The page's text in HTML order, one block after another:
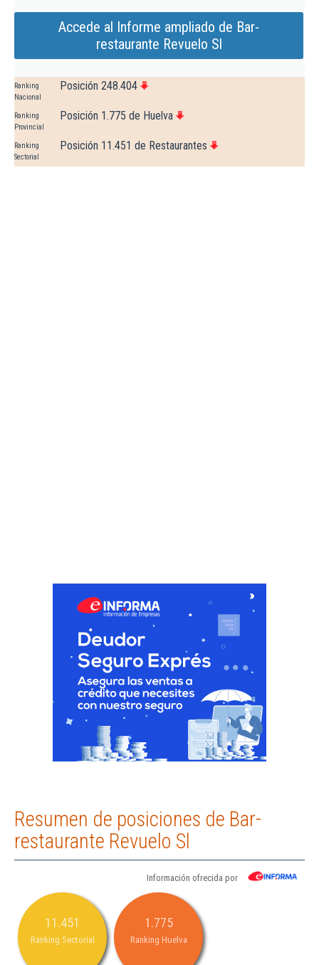
Accede al Informe ampliado de Bar-
restaurante Revuelo Sl
Ranking
Nacional
Posición 248.404
Ranking
Provincial
Posición 1.775 de Huelva
Ranking
Sectorial
Posición 11.451 de Restaurantes
Resumen de posiciones de Bar-
restaurante Revuelo Sl
Información ofrecida por
11.451
Ranking Sectorial
1.775
Ranking Huelva